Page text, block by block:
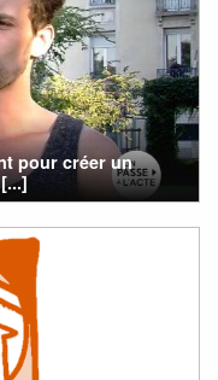
pour créer un